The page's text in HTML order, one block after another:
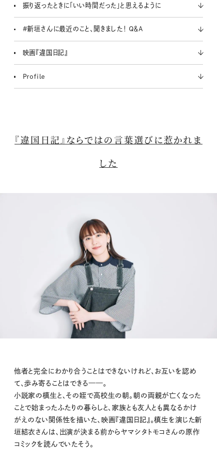
振り返ったときに「いい時間だった」と思えるように
#新垣さんに最近のこと、聞きました！ Q＆A
映画『違国日記』
Profile
『違国日記』ならではの言葉選びに惹かれま
した
他者と完全にわかり合うことはできないけれど、お互いを認め
て、歩み寄ることはできる——。
小説家の槙生と、その姪で高校生の朝。朝の両親が亡くなった
ことで始まったふたりの暮らしと、家族とも友人とも異なるかけ
がえのない関係性を描いた、映画『違国日記』。槙生を演じた新
垣結衣さんは、出演が決まる前からヤマシタトモコさんの原作
コミックを読んでいたそう。